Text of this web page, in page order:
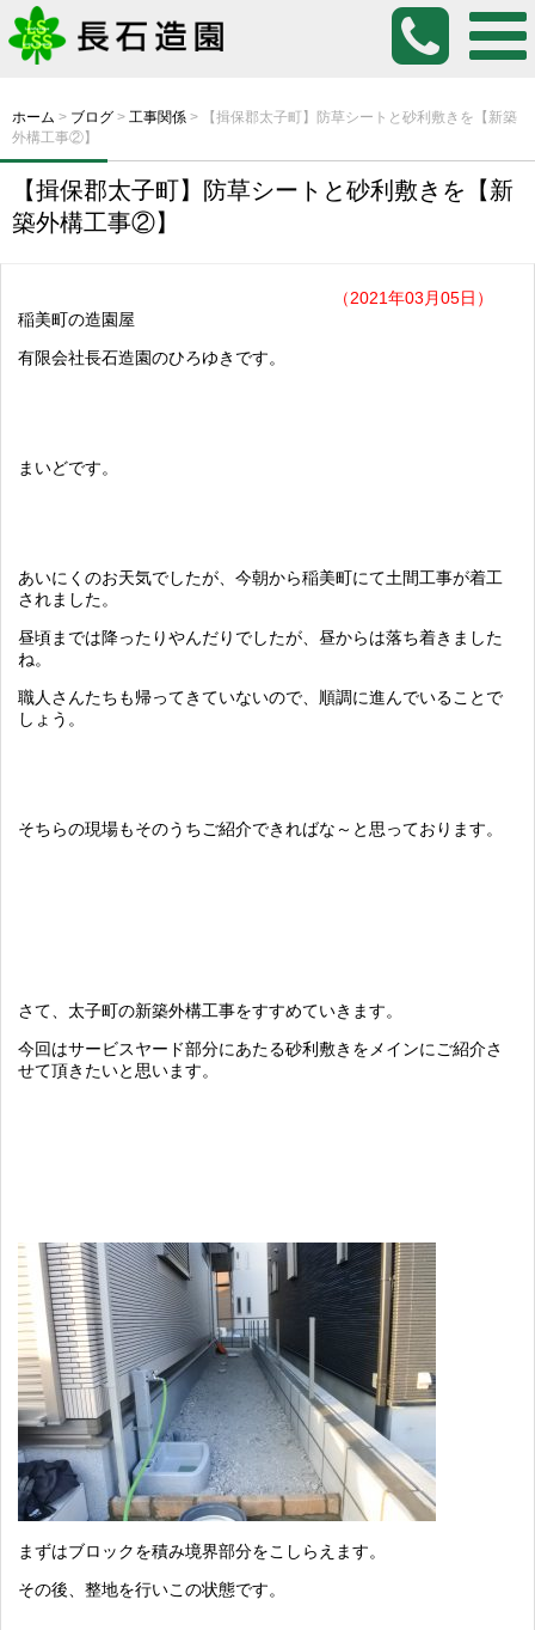
ホーム > ブログ > 工事関係 >
【揖保郡太子町】防草シートと砂利敷きを【新築
外構工事②】
【揖保郡太子町】防草シートと砂利敷きを【新
築外構工事②】
（2021年03月05日）
稲美町の造園屋
有限会社長石造園のひろゆきです。
まいどです。
あいにくのお天気でしたが、今朝から稲美町にて土間工事が着工
されました。
昼頃までは降ったりやんだりでしたが、昼からは落ち着きました
ね。
職人さんたちも帰ってきていないので、順調に進んでいることで
しょう。
そちらの現場もそのうちご紹介できればな～と思っております。
さて、太子町の新築外構工事をすすめていきます。
今回はサービスヤード部分にあたる砂利敷きをメインにご紹介さ
せて頂きたいと思います。
まずはブロックを積み境界部分をこしらえます。
その後、整地を行いこの状態です。